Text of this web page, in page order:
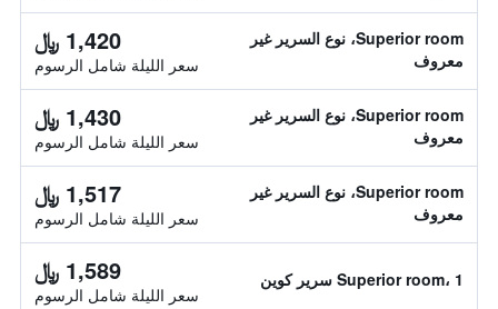
Superior room، نوع السرير غير
معروف
1,420 ﷼
سعر الليلة شامل الرسوم
Superior room، نوع السرير غير
معروف
1,430 ﷼
سعر الليلة شامل الرسوم
Superior room، نوع السرير غير
معروف
1,517 ﷼
سعر الليلة شامل الرسوم
Superior room، 1 سرير كوين 1,589 ﷼
سعر الليلة شامل الرسوم